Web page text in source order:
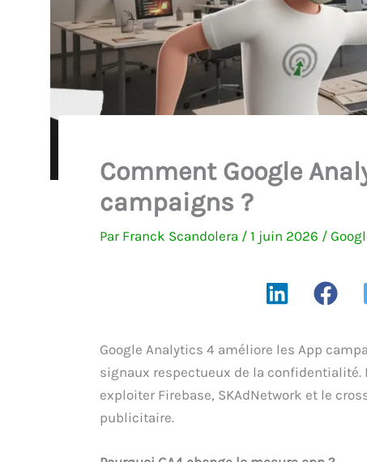
Comment Google
campaigns ?
Par Franck Scandolera / 1 juin 2026 /
Google Analytics 4 améliore les App
signaux respectueux de la
exploiter Firebase, SKAdNetwork et le
publicitaire.